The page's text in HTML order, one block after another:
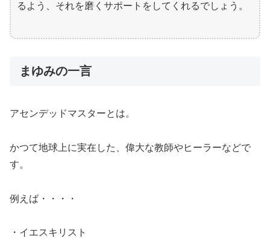
るよう、それを磨くサポートをしてくれるでしょう。
まゆみの一言
アセンデッドマスターとは。
かつて地球上に実在した、偉大な教師やヒーラーなどで
す。
例えば・・・・
・イエスキリスト